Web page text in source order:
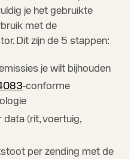
je het gebruikte
met de
Dit zijn de 5 stappen:
je wilt bijhouden
-conforme
data (rit, voertuig,
per zending met de
over